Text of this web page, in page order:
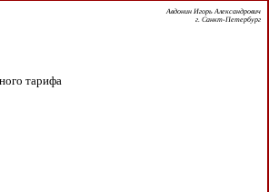
Авдонин Игорь Александрович
г. Санкт-Петербург
тарифа